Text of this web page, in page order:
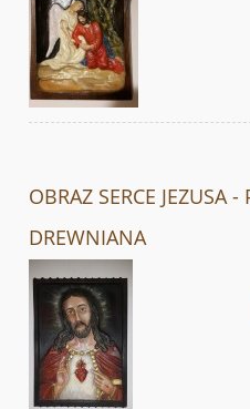
OBRAZ SERCE JEZUSA -
DREWNIANA